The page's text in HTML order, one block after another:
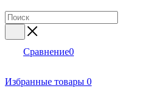
Сравнение0
Избранные товары 0